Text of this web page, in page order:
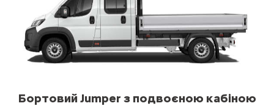
Бортовий Jumper з подвоєною кабіною